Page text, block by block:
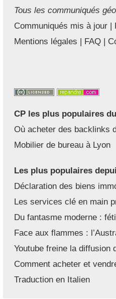
Tous les communiqués
Communiqués mis à jour |
Mentions légales | FAQ |
CP les plus populaires
Où acheter des backlinks
Mobilier de bureau à Lyon
Les plus populaires
Déclaration des biens
Les services clé en main
Du fantasme moderne :
Face aux flammes :
Youtube freine la diffusion
Comment acheter et
Traduction en Italien